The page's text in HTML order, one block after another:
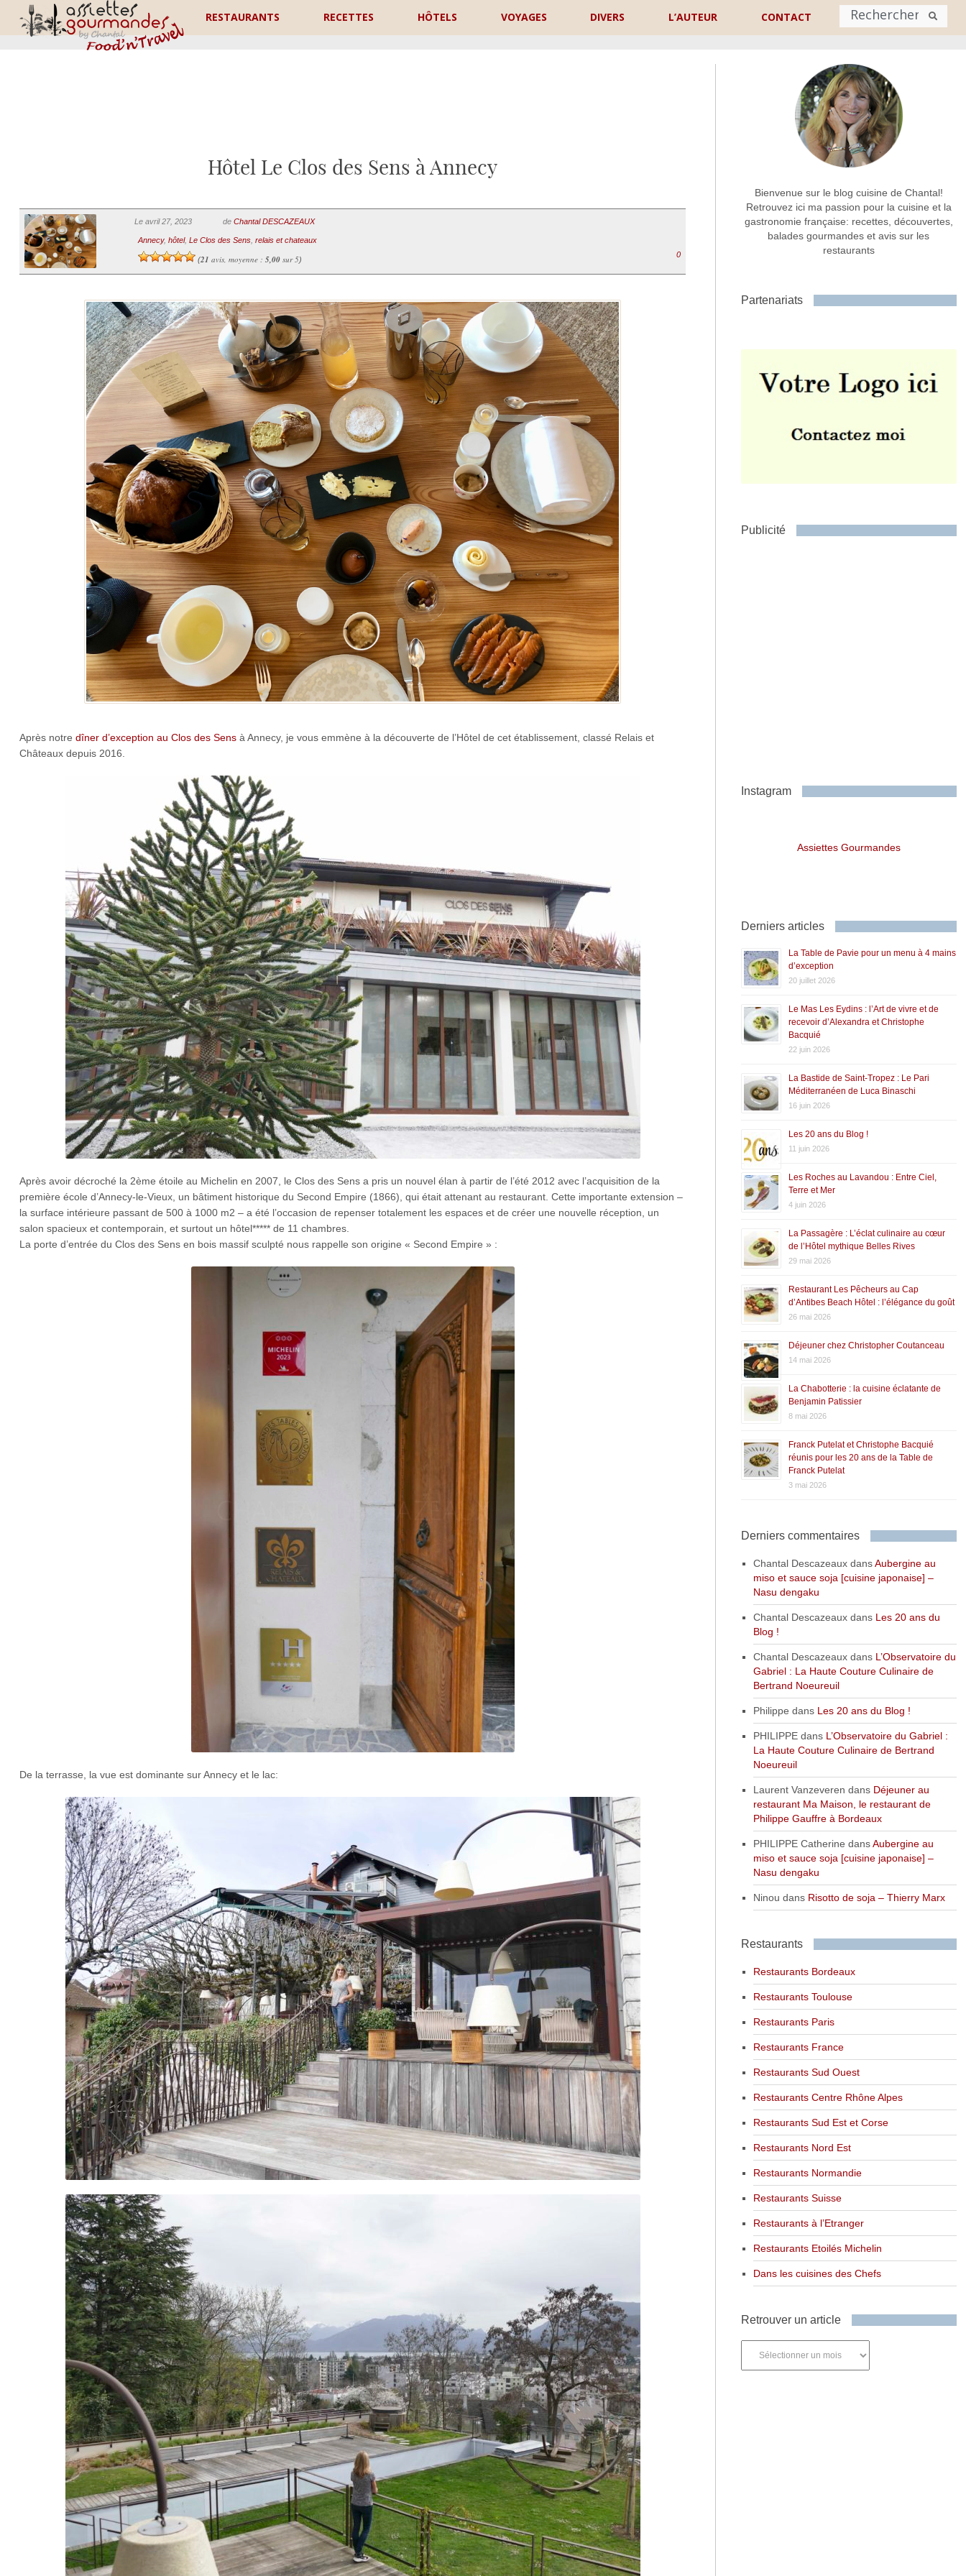
RESTAURANTS RECETTES HÔTELS VOYAGES DIVERS L’AUTEUR CONTACT
Nom
Commentaire ou message *
Hôtel Le Clos des Sens à Annecy
Le avril 27, 2023 de Chantal DESCAZEAUX
Annecy, hôtel, Le Clos des Sens, relais et chateaux
(21 avis, moyenne : 5,00sur 5)
0
Après notre dîner d’exception au Clos des Sensà Annecy, je vous emmène à la découverte de l’Hôtel de cet établissement, classé Relais et
Châteaux depuis 2016.
Après avoir décroché la 2ème étoile au Michelin en 2007, le Clos des Sens a pris un nouvel élan à partir de l’été 2012 avec l’acquisition de la
première école d’Annecy-le-Vieux, un bâtiment historique du Second Empire (1866), qui était attenant au restaurant. Cette importante extension –
la surface intérieure passant de 500 à 1000 m2 – a été l’occasion de repenser totalement les espaces et de créer une nouvelle réception, un
salon spacieux et contemporain, et surtout un hôtel***** de 11 chambres.
La porte d’entrée du Clos des Sens en bois massif sculpté nous rappelle son origine « Second Empire » :
De la terrasse, la vue est dominante sur Annecy et le lac:
Bienvenue sur le blog cuisine de Chantal!
Retrouvez ici ma passion pour la cuisine et la
gastronomie française: recettes, découvertes,
balades gourmandes et avis sur les
restaurants
Partenariats
Publicité
Instagram
Assiettes Gourmandes
Derniers articles
La Table de Pavie pour un menu à 4 mains
d’exception
20 juillet 2026
Le Mas Les Eydins : l’Art de vivre et de
recevoir d’Alexandra et Christophe
Bacquié
22 juin 2026
La Bastide de Saint-Tropez : Le Pari
Méditerranéen de Luca Binaschi
16 juin 2026
Les 20 ans du Blog !
11 juin 2026
Les Roches au Lavandou : Entre Ciel,
Terre et Mer
4 juin 2026
La Passagère : L’éclat culinaire au cœur
de l’Hôtel mythique Belles Rives
29 mai 2026
Restaurant Les Pêcheurs au Cap
d’Antibes Beach Hôtel : l’élégance du goût
26 mai 2026
Déjeuner chez Christopher Coutanceau
14 mai 2026
La Chabotterie : la cuisine éclatante de
Benjamin Patissier
8 mai 2026
Franck Putelat et Christophe Bacquié
réunis pour les 20 ans de la Table de
Franck Putelat
3 mai 2026
Derniers commentaires
Chantal DescazeauxdansAubergine au
miso et sauce soja [cuisine japonaise] –
Nasu dengaku
Chantal Descazeauxdans Les 20 ans du
Blog !
Chantal Descazeauxdans L’Observatoire du
Gabriel : La Haute Couture Culinaire de
Bertrand Noeureuil
Philippe dans Les 20 ans du Blog !
PHILIPPEdans L’Observatoire du Gabriel :
La Haute Couture Culinaire de Bertrand
Noeureuil
Laurent Vanzeveren dans Déjeuner au
restaurant Ma Maison, le restaurant de
Philippe Gauffre à Bordeaux
PHILIPPE Catherine dansAubergine au
miso et sauce soja [cuisine japonaise] –
Nasu dengaku
Ninou dans Risotto de soja – Thierry Marx
Restaurants
Restaurants Bordeaux
Restaurants Toulouse
Restaurants Paris
Restaurants France
Restaurants Sud Ouest
Restaurants Centre Rhône Alpes
Restaurants Sud Est et Corse
Restaurants Nord Est
Restaurants Normandie
Restaurants Suisse
Restaurants à l’Etranger
Restaurants Etoilés Michelin
Dans les cuisines des Chefs
Retrouver un article